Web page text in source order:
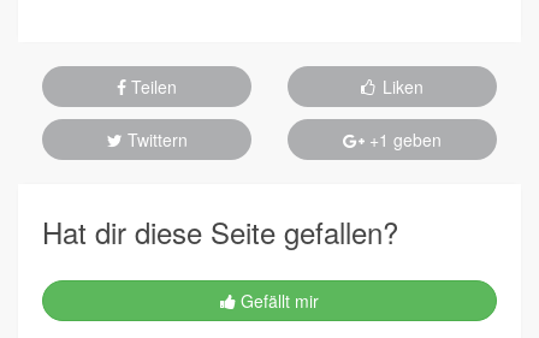
Teilen Liken
Twittern +1 geben
Hat dir diese Seite gefallen?
Gefällt mir